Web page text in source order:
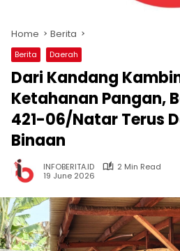
Home Berita
Berita Daerah
Dari Kandang
Ketahanan Pangan,
421-06/Natar Terus
Binaan
INFOBERITA.ID
2 Min Read
19 June 2026